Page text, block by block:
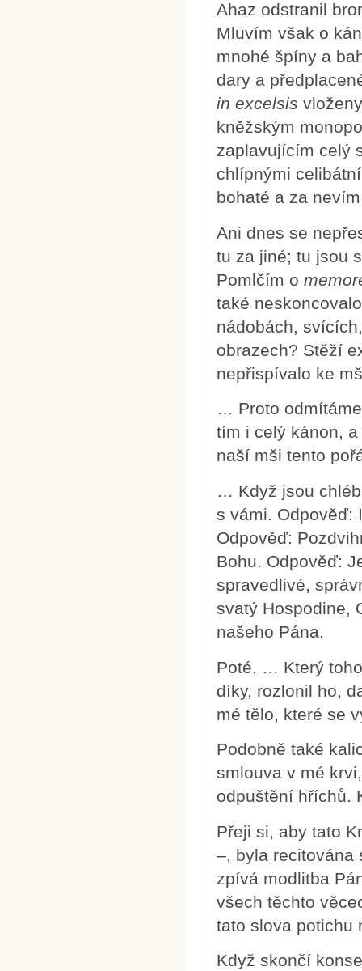
Ahaz odstranil
Mluvím však o
mnohé špíny a
dary a
in excelsis
kněžským
zaplavujícím celý
chlípnými
bohaté a za
Ani dnes se
tu za jiné; tu jsou
Pomlčím o
také
nádobách,
obrazech? Stěží
nepřispívalo ke
… Proto
tím i celý kánon,
naší mši tento
… Když jsou
s vámi. Odpověď:
Odpověď:
Bohu. Odpověď:
spravedlivé,
svatý Hospodine,
našeho Pána.
Poté. … Který
díky, rozlonil ho,
mé tělo, které se
Podobně také
smlouva v mé
odpuštění hříchů.
Přeji si, aby tato
–, byla recitována
zpívá modlitba
všech těchto
tato slova potichu
Když skončí